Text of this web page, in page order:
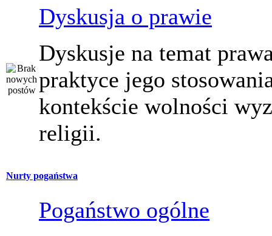
Dyskusja o prawie
Dyskusje na temat
praktyce jego
kontekście wolności
religii.
Nurty pogaństwa
Pogaństwo ogólne